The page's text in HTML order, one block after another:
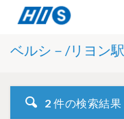
ベルシ－/リヨン駅
2 件の検索結果